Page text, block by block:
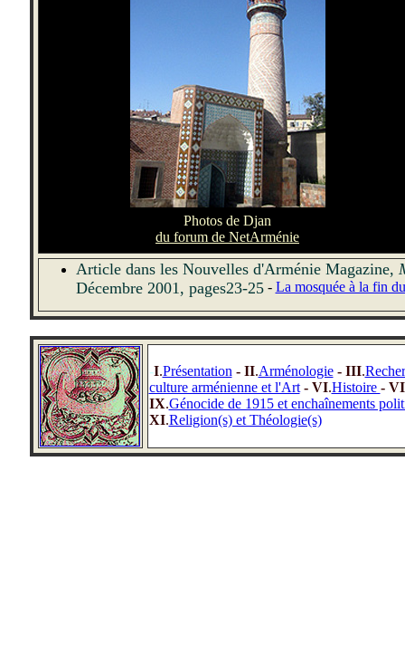
Photos de Djan
du forum de NetArménie
Article dans les Nouvelles d'Arménie Magazine,
Décembre 2001, pages23-25- La mosquée à la fin
-I.Présentation - II.Arménologie- III.
culture arménienne et l'Art- VI.Histoire -
IX.Génocide de 1915 et enchaînements
XI.Religion(s) et Théologie(s)